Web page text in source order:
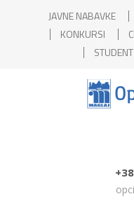
JAVNE NABAVKE
KONKURSI